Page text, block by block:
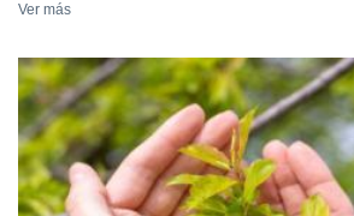
Ver más